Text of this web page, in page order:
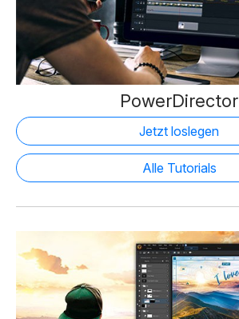
PowerDirector
Jetzt loslegen
Alle Tutorials